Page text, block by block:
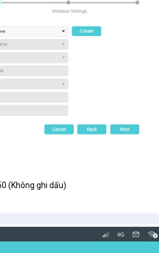
(Không ghi dấu)